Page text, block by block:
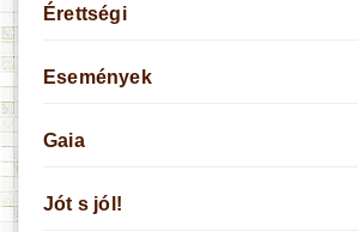
Érettségi
Események
Gaia
Jót s jól!